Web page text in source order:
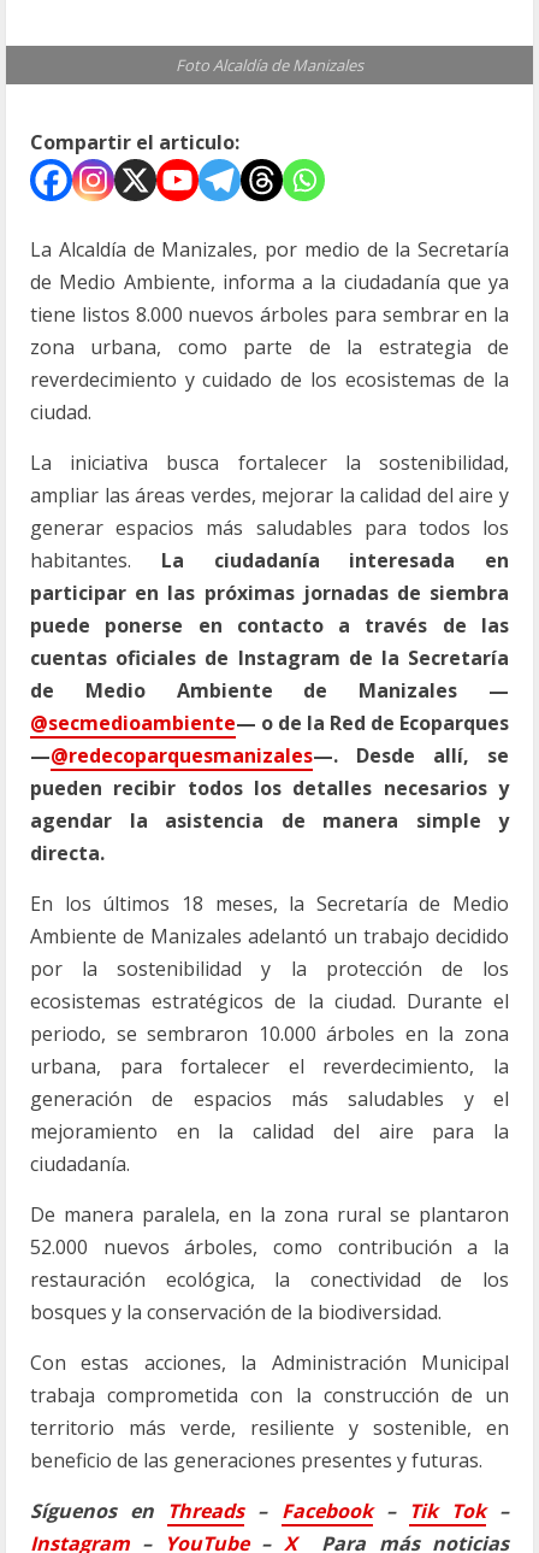
Foto Alcaldía de Manizales
Compartir el articulo:
La Alcaldía de Manizales, por medio de la Secretaría
de Medio Ambiente, informa a la ciudadanía que ya
tiene listos 8.000 nuevos árboles para sembrar en la
zona urbana, como parte de la estrategia de
reverdecimiento y cuidado de los ecosistemas de la
ciudad.
La iniciativa busca fortalecer la sostenibilidad,
ampliar las áreas verdes, mejorar la calidad del aire y
generar espacios más saludables para todos los
habitantes. La ciudadanía interesada en
participar en las próximas jornadas de siembra
puede ponerse en contacto a través de las
cuentas oficiales de Instagram de la Secretaría
de Medio Ambiente de Manizales —
@secmedioambiente— o de la Red de Ecoparques
—@redecoparquesmanizales—. Desde allí, se
pueden recibir todos los detalles necesarios y
agendar la asistencia de manera simple y
directa.
En los últimos 18 meses, la Secretaría de Medio
Ambiente de Manizales adelantó un trabajo decidido
por la sostenibilidad y la protección de los
ecosistemas estratégicos de la ciudad. Durante el
periodo, se sembraron 10.000 árboles en la zona
urbana, para fortalecer el reverdecimiento, la
generación de espacios más saludables y el
mejoramiento en la calidad del aire para la
ciudadanía.
De manera paralela, en la zona rural se plantaron
52.000 nuevos árboles, como contribución a la
restauración ecológica, la conectividad de los
bosques y la conservación de la biodiversidad.
Con estas acciones, la Administración Municipal
trabaja comprometida con la construcción de un
territorio más verde, resiliente y sostenible, en
beneficio de las generaciones presentes y futuras.
Síguenos en Threads– Facebook– Tik Tok–
Instagram – YouTube– XPara más noticias